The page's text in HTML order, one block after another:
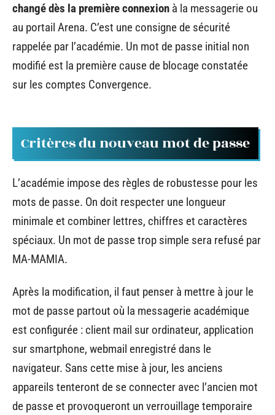
changé dès la première connexion à la messagerie ou
au portail Arena. C’est une consigne de sécurité
rappelée par l’académie. Un mot de passe initial non
modifié est la première cause de blocage constatée
sur les comptes Convergence.
Critères du nouveau mot de passe
L’académie impose des règles de robustesse pour les
mots de passe. On doit respecter une longueur
minimale et combiner lettres, chiffres et caractères
spéciaux. Un mot de passe trop simple sera refusé par
MA-MAMIA.
Après la modification, il faut penser à mettre à jour le
mot de passe partout où la messagerie académique
est configurée : client mail sur ordinateur, application
sur smartphone, webmail enregistré dans le
navigateur. Sans cette mise à jour, les anciens
appareils tenteront de se connecter avec l’ancien mot
de passe et provoqueront un verrouillage temporaire